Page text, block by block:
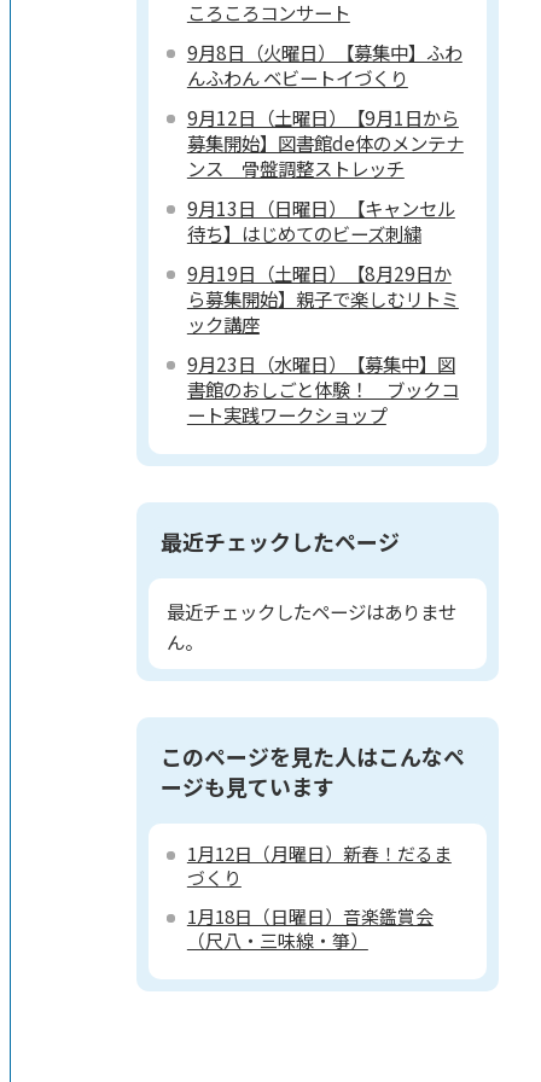
ころころコンサート
9月8日（火曜日）【募集中】ふわ
んふわん ベビートイづくり
9月12日（土曜日）【9月1日から
募集開始】図書館de体のメンテナ
ンス 骨盤調整ストレッチ
9月13日（日曜日）【キャンセル
待ち】はじめてのビーズ刺繍
9月19日（土曜日）【8月29日か
ら募集開始】親子で楽しむリトミ
ック講座
9月23日（水曜日）【募集中】図
書館のおしごと体験！ ブックコ
ート実践ワークショップ
最近チェックしたページ
最近チェックしたページはありませ
ん。
このページを見た人はこんなペ
ージも見ています
1月12日（月曜日）新春！だるま
づくり
1月18日（日曜日）音楽鑑賞会
（尺八・三味線・箏）